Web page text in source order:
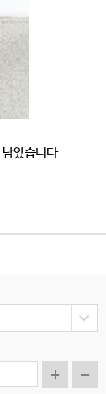
남았습니다